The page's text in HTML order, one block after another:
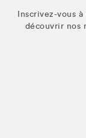
Inscrivez-vous
découvrir nos